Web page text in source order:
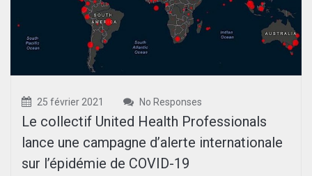
25 février 2021 No Responses
Le collectif United Health Professionals
lance une campagne d’alerte internationale
sur l’épidémie de COVID-19